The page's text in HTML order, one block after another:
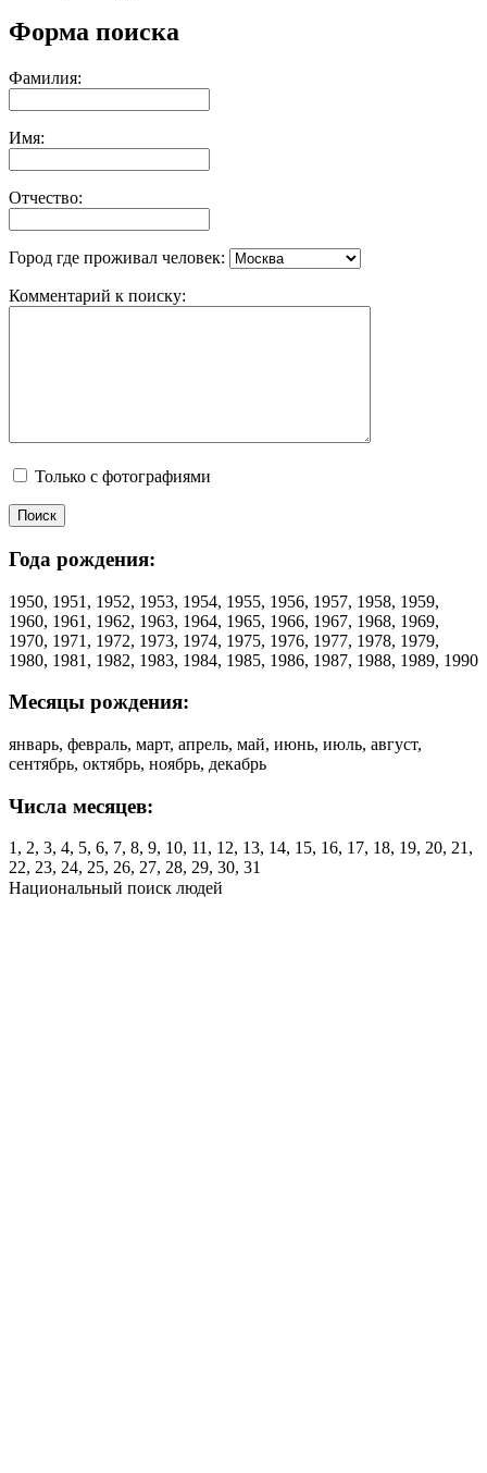
Форма поиска
Фамилия:
Имя:
Отчество:
Город где проживал человек:
Комментарий к поиску:
Только с фотографиями
Года рождения:
1950, 1951, 1952, 1953, 1954, 1955, 1956, 1957, 1958, 1959,
1960, 1961, 1962, 1963, 1964, 1965, 1966, 1967, 1968, 1969,
1970, 1971, 1972, 1973, 1974, 1975, 1976, 1977, 1978, 1979,
1980, 1981, 1982, 1983, 1984, 1985, 1986, 1987, 1988, 1989, 1990
Месяцы рождения:
январь, февраль, март, апрель, май, июнь, июль, август,
сентябрь, октябрь, ноябрь, декабрь
Числа месяцев:
1, 2, 3, 4, 5, 6, 7, 8, 9, 10, 11, 12, 13, 14, 15, 16, 17, 18, 19, 20, 21,
22, 23, 24, 25, 26, 27, 28, 29, 30, 31
Национальный поиск людей